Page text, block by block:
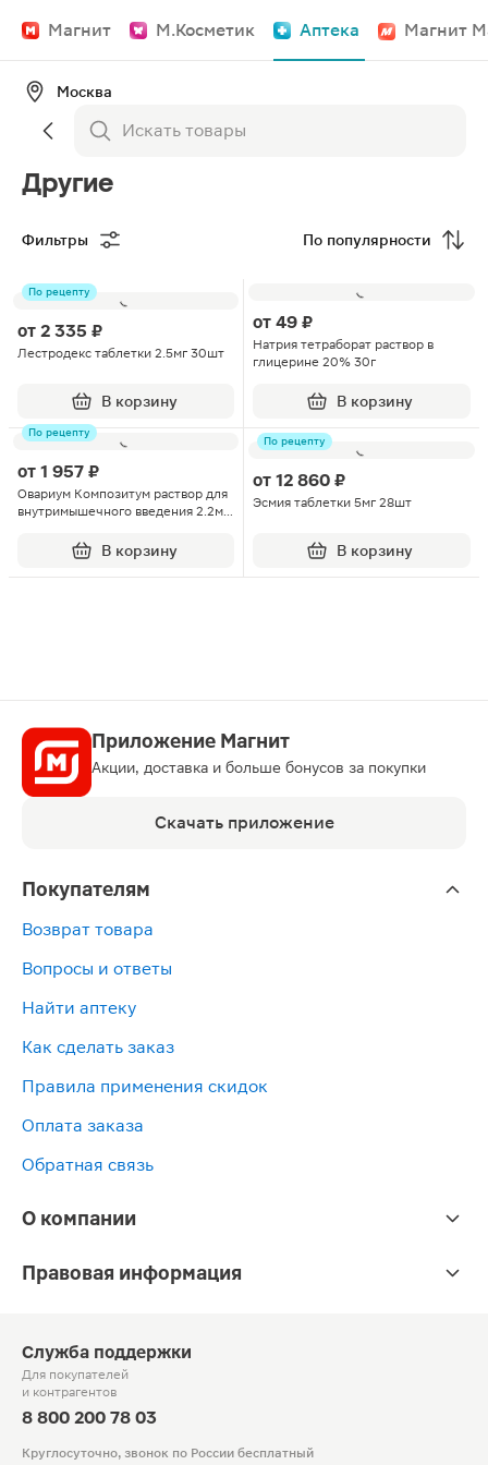
Магнит М.Косметик Аптека Магнит
Москва
Другие
Фильтры По популярности
По рецепту
от 2 335 ₽
Лестродекс таблетки 2.5мг 30шт
В корзину
от 49 ₽
Натрия тетраборат раствор в
глицерине 20% 30г
В корзину
По рецепту
от 1 957 ₽
Овариум Композитум раствор для
внутримышечного введения 2.2мл
В корзину
По рецепту
от 12 860 ₽
Эсмия таблетки 5мг 28шт
В корзину
Приложение Магнит
Акции, доставка и больше бонусов за покупки
Скачать приложение
Покупателям
Возврат товара
Вопросы и ответы
Найти аптеку
Как сделать заказ
Правила применения скидок
Оплата заказа
Обратная связь
О компании
Правовая информация
Служба поддержки
Для покупателей
и контрагентов
8 800 200 78 03
Круглосуточно, звонок по России бесплатный